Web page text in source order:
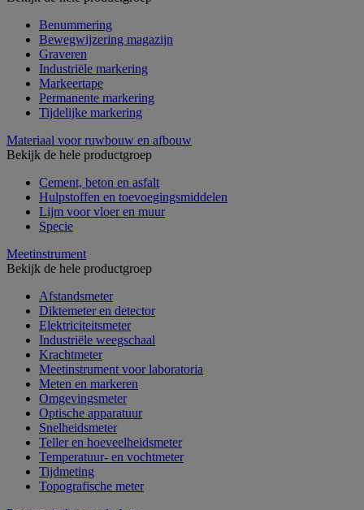
Benummering
Bewegwijzering magazijn
Graveren
Industriële markering
Markeertape
Permanente markering
Tijdelijke markering
Materiaal voor ruwbouw en afbouw
Bekijk de hele productgroep
Cement, beton en asfalt
Hulpstoffen en toevoegingsmiddelen
Lijm voor vloer en muur
Specie
Meetinstrument
Bekijk de hele productgroep
Afstandsmeter
Diktemeter en detector
Elektriciteitsmeter
Industriële weegschaal
Krachtmeter
Meetinstrument voor laboratoria
Meten en markeren
Omgevingsmeter
Optische apparatuur
Snelheidsmeter
Teller en hoeveelheidsmeter
Temperatuur- en vochtmeter
Tijdmeting
Topografische meter